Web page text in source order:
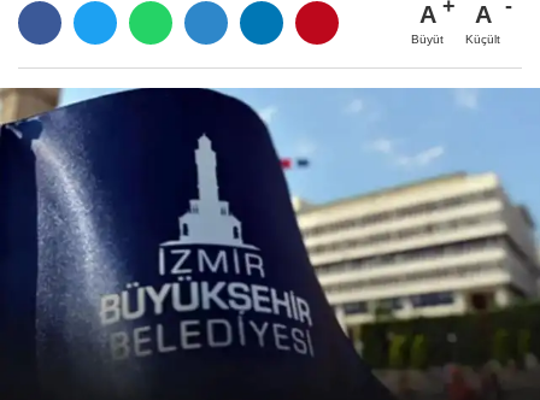
A
Büyüt
A
Küçült